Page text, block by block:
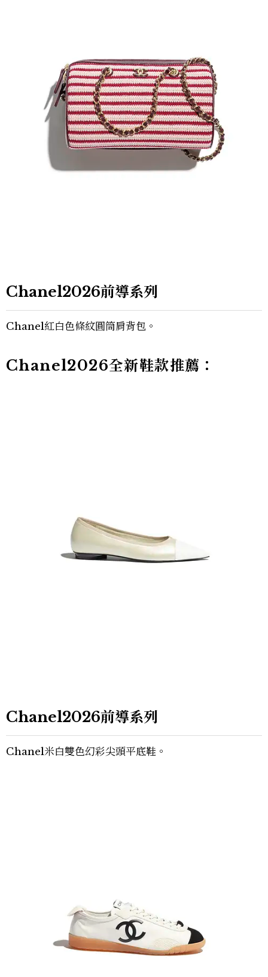
Chanel2026前導系列
Chanel紅白色條紋圓筒肩背包。
Chanel2026全新鞋款推薦：
Chanel2026前導系列
Chanel米白雙色幻彩尖頭平底鞋。